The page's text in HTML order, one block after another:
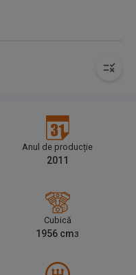
Anul de producție
2011
Cubică
1956 cm3